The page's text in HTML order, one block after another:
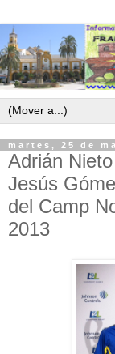
martes, 25 de
Adrián
Jesús
del Camp
2013